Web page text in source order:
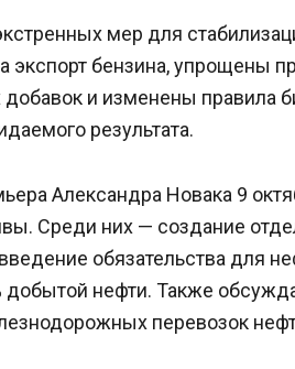
мер для
экспорт бензина, упрощены
и изменены правила
результата.
Александра Новака 9
Среди них — создание
обязательства для
добытой нефти. Также
перевозок